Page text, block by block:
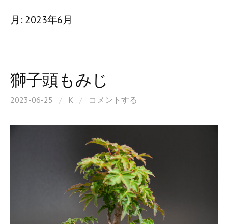
月: 2023年6月
獅子頭もみじ
2023-06-25 / K / コメントする